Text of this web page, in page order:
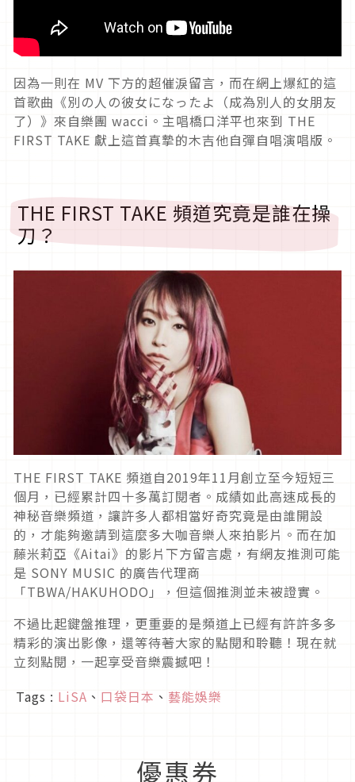
因為一則在 MV 下方的超催淚留言，而在網上爆紅的這
首歌曲《別の人の彼女になったよ（成為別人的女朋友
了）》來自樂團 wacci。主唱橋口洋平也來到 THE
FIRST TAKE 獻上這首真摯的木吉他自彈自唱演唱版。
THE FIRST TAKE 頻道究竟是誰在操
刀？
THE FIRST TAKE 頻道自2019年11月創立至今短短三
個月，已經累計四十多萬訂閱者。成績如此高速成長的
神秘音樂頻道，讓許多人都相當好奇究竟是由誰開設
的，才能夠邀請到這麼多大咖音樂人來拍影片。而在加
藤米莉亞《Aitai》的影片下方留言處，有網友推測可能
是 SONY MUSIC 的廣告代理商
「TBWA/HAKUHODO」，但這個推測並未被證實。
不過比起鍵盤推理，更重要的是頻道上已經有許許多多
精彩的演出影像，還等待著大家的點閱和聆聽！現在就
立刻點閱，一起享受音樂震撼吧！
Tags : LiSA 、 口袋日本 、 藝能娛樂
優惠券